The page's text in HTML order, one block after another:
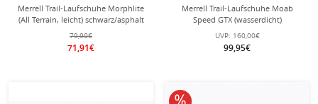
Merrell Trail-Laufschuhe Morphlite
(All Terrain, leicht) schwarz/asphalt
Herren
79,90€
71,91€
Merrell Trail-Laufschuhe Moab
Speed GTX (wasserdicht)
khakigrün/orange Herren
UVP: 160,00€
99,95€
10% reduziert